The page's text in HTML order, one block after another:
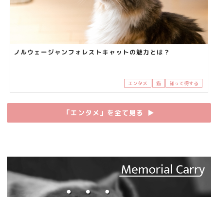
ノルウェージャンフォレストキャットの魅力とは？
エンタメ 猫 知って得する
「エンタメ」を全て見る ▶︎